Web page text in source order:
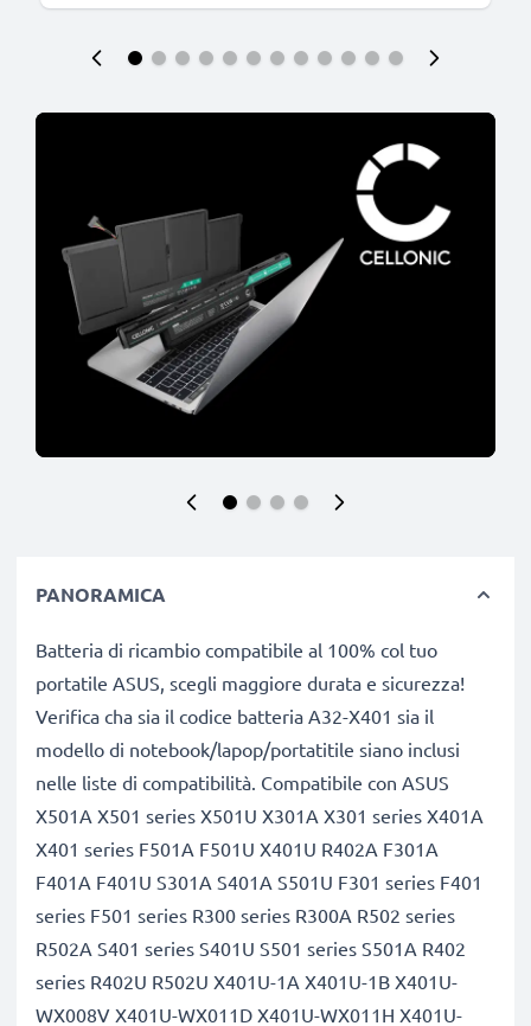
PANORAMICA
Batteria di ricambio compatibile al 100% col tuo
portatile ASUS, scegli maggiore durata e sicurezza!
Verifica cha sia il codice batteria A32-X401 sia il
modello di notebook/lapop/portatitile siano inclusi
nelle liste di compatibilità. Compatibile con ASUS
X501A X501 series X501U X301A X301 series X401A
X401 series F501A F501U X401U R402A F301A
F401A F401U S301A S401A S501U F301 series F401
series F501 series R300 series R300A R502 series
R502A S401 series S401U S501 series S501A R402
series R402U R502U X401U-1A X401U-1B X401U-
WX008V X401U-WX011D X401U-WX011H X401U-